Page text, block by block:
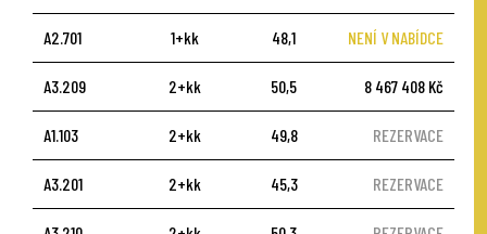
A2.701 1+kk 48,1 NENÍ V NABÍDCE
A3.209 2+kk 50,5 8 467 408 Kč
A1.103 2+kk 49,8 REZERVACE
A3.201 2+kk 45,3 REZERVACE